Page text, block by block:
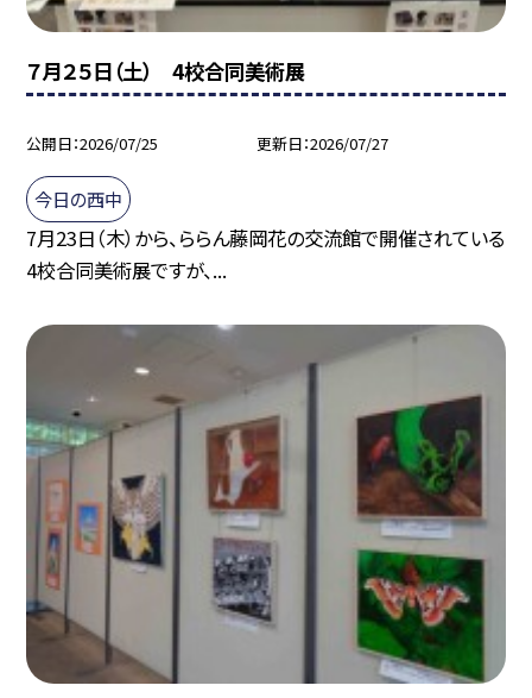
７月２５日（土） 4校合同美術展
公開日 2026/07/25 更新日 2026/07/27
今日の西中
7月23日（木）から、ららん藤岡花の交流館で開催されている
4校合同美術展ですが、...